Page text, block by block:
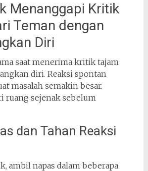
Menanggapi Kritik
Teman dengan
Diri
saat menerima kritik tajam
diri. Reaksi spontan
masalah semakin besar.
ruang sejenak sebelum
dan Tahan Reaksi
ambil napas dalam beberapa